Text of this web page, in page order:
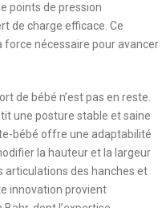
points de pression
de charge efficace. Ce
nécessaire pour avancer
de bébé n’est pas en reste.
une posture stable et saine
bébé offre une adaptabilité
la hauteur et la largeur
articulations des hanches et
innovation provient